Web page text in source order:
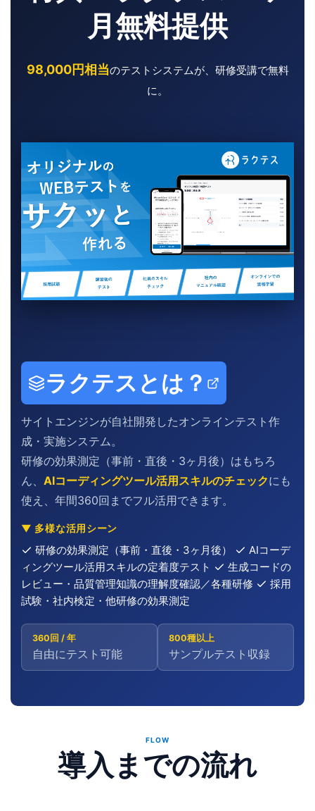
月無料提供
98,000円相当のテストシステムが、研修受講で無料
に。
ラクテスとは？
サイトエンジンが自社開発したオンラインテスト作
成・実施システム。
研修の効果測定（事前・直後・3ヶ月後）はもちろ
ん、 AIコーディングツール活用スキルのチェックにも
使え、年間360回までフル活用できます。
▼ 多様な活用シーン
研修の効果測定（事前・直後・3ヶ月後）
AIコーデ
ィングツール活用スキルの定着度テスト
生成コードの
レビュー・品質管理知識の理解度確認／各種研修
採用
試験・社内検定・他研修の効果測定
360回 / 年
自由にテスト可能
800種以上
サンプルテスト収録
FLOW
導入までの流れ